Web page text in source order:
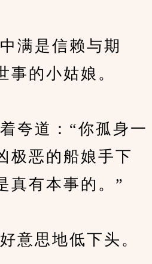
是信赖与期
事的小姑娘。
道：“你孤身一
极恶的船娘手下
真有本事的。”
思地低下头。